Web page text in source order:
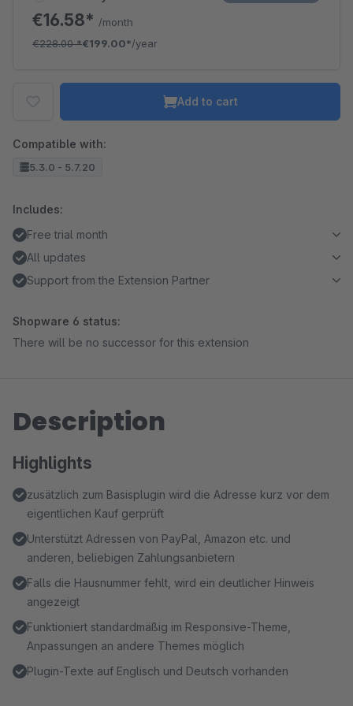
€16.58* /month
€228.00*€199.00*/year
Add to cart
Compatible with:
5.3.0 - 5.7.20
Includes:
Free trial month
All updates
Support from the Extension Partner
Shopware 6 status:
There will be no successor for this extension
Description
Highlights
zusätzlich zum Basisplugin wird die Adresse kurz vor dem
eigentlichen Kauf gerprüft
Unterstützt Adressen von PayPal, Amazon etc. und
anderen, beliebigen Zahlungsanbietern
Falls die Hausnummer fehlt, wird ein deutlicher Hinweis
angezeigt
Funktioniert standardmäßig im Responsive-Theme,
Anpassungen an andere Themes möglich
Plugin-Texte auf Englisch und Deutsch vorhanden